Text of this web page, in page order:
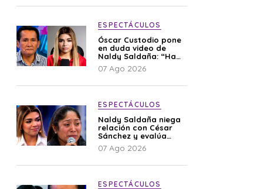
ESPECTÁCULOS
Óscar Custodio pone
en duda video de
Naldy Saldaña: “Hay
cosas que de repente
se han editado”
07 Ago 2026
ESPECTÁCULOS
Naldy Saldaña niega
relación con César
Sánchez y evalúa
denunciar a su
esposa: “Es una
07 Ago 2026
ESPECTÁCULOS